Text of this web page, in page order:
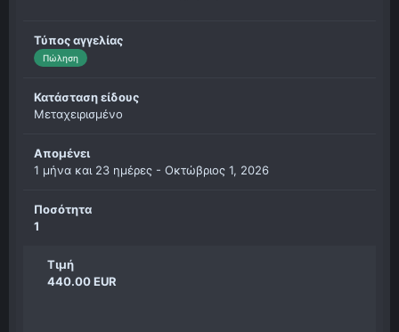
Τύπος αγγελίας
Πώληση
Κατάσταση είδους
Μεταχειρισμένο
Απομένει
1 μήνα και 23 ημέρες - Οκτώβριος 1, 2026
Ποσότητα
1
Τιμή
440.00 EUR